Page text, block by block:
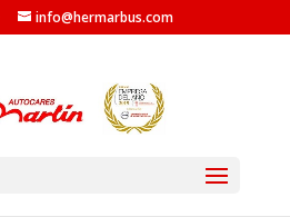
info@hermarbus.com